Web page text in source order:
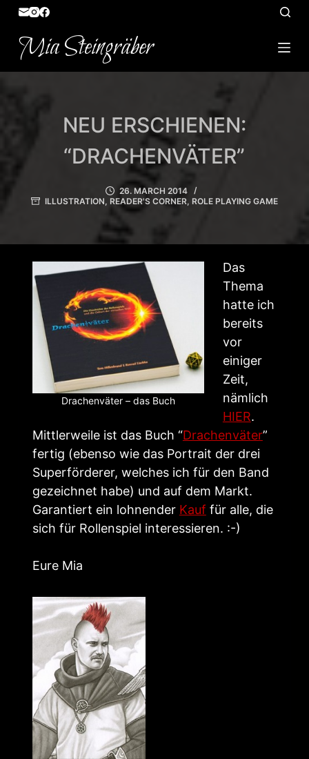
S
k
p
Mia Steingräber
NEU ERSCHIENEN:
“DRACHENVÄTER”
26. MARCH 2014
ILLUSTRATION, READER'S CORNER, ROLE PLAYING GAME
Drachenväter – das Buch
Das
Thema
hatte ich
bereits
vor
einiger
Zeit,
nämlich
HIER.
Mittlerweile ist das Buch “Drachenväter”
fertig (ebenso wie das Portrait der drei
Superförderer, welches ich für den Band
gezeichnet habe) und auf dem Markt.
Garantiert ein lohnender Kauf für alle, die
sich für Rollenspiel interessieren. :-)
Eure Mia